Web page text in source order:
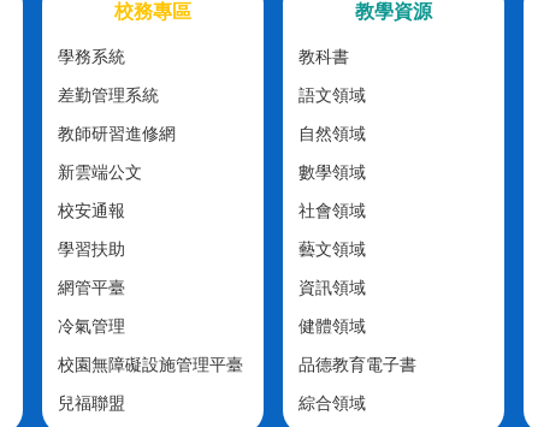
校務專區
學務系統
差勤管理系統
教師研習進修網
新雲端公文
校安通報
學習扶助
網管平臺
冷氣管理
校園無障礙設施管理平臺
兒福聯盟
教學資源
教科書
語文領域
自然領域
數學領域
社會領域
藝文領域
資訊領域
健體領域
品德教育電子書
綜合領域